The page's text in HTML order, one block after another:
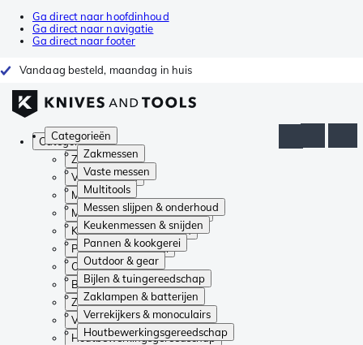
Ga direct naar hoofdinhoud
Ga direct naar navigatie
Ga direct naar footer
Vandaag besteld, maandag in huis
Categorieën
Zakmessen
Vaste messen
Multitools
Messen slijpen & onderhoud
Keukenmessen & snijden
Pannen & kookgerei
Outdoor & gear
Bijlen & tuingereedschap
Zaklampen & batterijen
Verrekijkers & monoculairs
Houtbewerkingsgereedschap
Categorieën
Zakmessen
Vaste messen
Multitools
Messen slijpen & onderhoud
Keukenmessen & snijden
Pannen & kookgerei
Outdoor & gear
Bijlen & tuingereedschap
Zaklampen & batterijen
Verrekijkers & monoculairs
Houtbewerkingsgereedschap